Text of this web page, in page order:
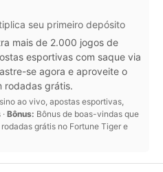
seu primeiro depósito
mais de 2.000 jogos de
esportivas com saque via
se agora e aproveite o
rodadas grátis.
ao vivo, apostas esportivas,
Bônus: Bônus de boas-vindas que
grátis no Fortune Tiger e